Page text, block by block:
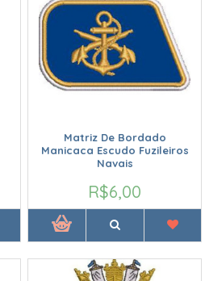
Matriz De Bordado
Manicaca Escudo Fuzileiros
Navais
R$6,00